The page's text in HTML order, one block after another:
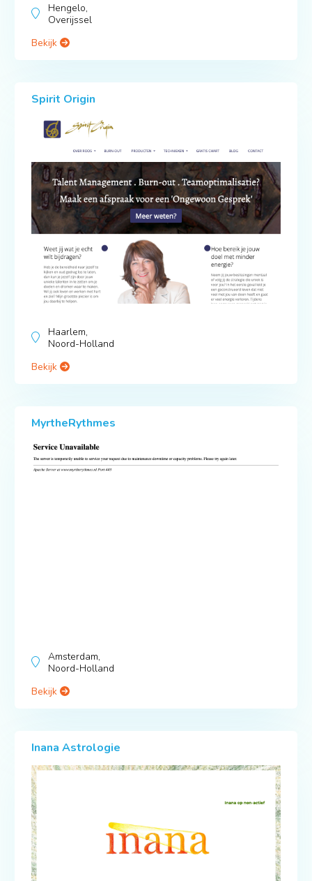
Hengelo,
Overijssel
Bekijk
Spirit Origin
Haarlem,
Noord-Holland
Bekijk
MyrtheRythmes
Amsterdam,
Noord-Holland
Bekijk
Inana Astrologie